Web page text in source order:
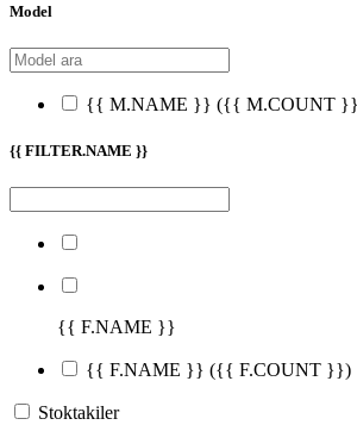
Model
{{ M.NAME }} ({{ M.COUNT
{{ FILTER.NAME }}
{{ F.NAME }}
{{ F.NAME }} ({{ F.COUNT }})
Stoktakiler